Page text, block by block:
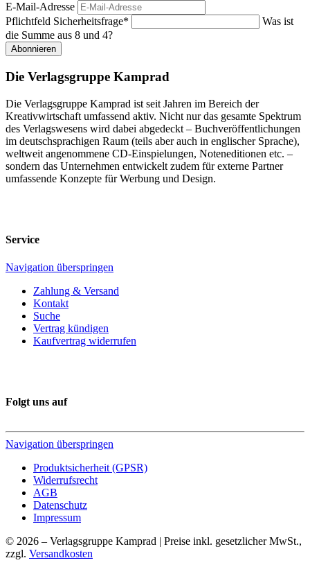
E-Mail-Adresse
Pflichtfeld Sicherheitsfrage*
Was ist
die Summe aus 8 und 4?
Abonnieren
Die Verlagsgruppe Kamprad
Die Verlagsgruppe Kamprad ist seit Jahren im Bereich der
Kreativwirtschaft umfassend aktiv. Nicht nur das gesamte Spektrum
des Verlagswesens wird dabei abgedeckt – Buchveröffentlichungen
im deutschsprachigen Raum (teils aber auch in englischer Sprache),
weltweit angenommene CD-Einspielungen, Noteneditionen etc. –
sondern das Unternehmen entwickelt zudem für externe Partner
umfassende Konzepte für Werbung und Design.
Service
Navigation überspringen
Zahlung & Versand
Kontakt
Suche
Vertrag kündigen
Kaufvertrag widerrufen
Folgt uns auf
Navigation überspringen
Produktsicherheit (GPSR)
Widerrufsrecht
AGB
Datenschutz
Impressum
© 2026 – Verlagsgruppe Kamprad | Preise inkl. gesetzlicher MwSt.,
zzgl. Versandkosten